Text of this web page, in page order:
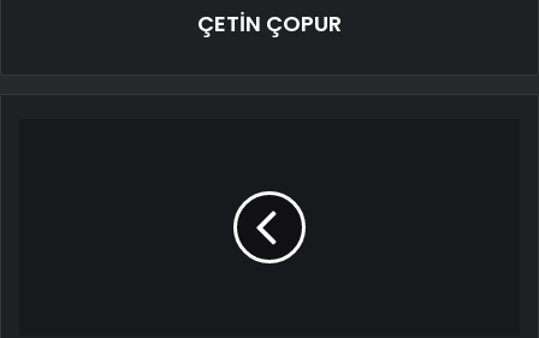
ÇETİN ÇOPUR